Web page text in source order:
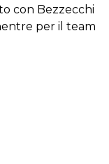
con Bezzecchi
per il team